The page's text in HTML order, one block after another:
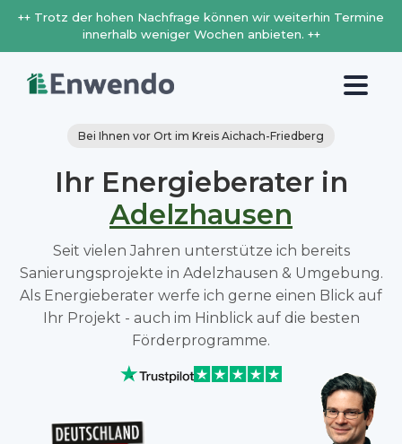
++ Trotz der hohen Nachfrage können wir weiterhin Termine
innerhalb weniger Wochen anbieten. ++
Bei Ihnen vor Ort im Kreis Aichach-Friedberg
Ihr Energieberater in
Adelzhausen
Seit vielen Jahren unterstütze ich bereits
Sanierungsprojekte in Adelzhausen & Umgebung.
Als Energieberater werfe ich gerne einen Blick auf
Ihr Projekt - auch im Hinblick auf die besten
Förderprogramme.